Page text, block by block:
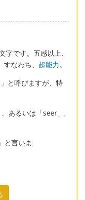
です。五感以上、
なわち、 超能力。
と呼びますが、特
るいは「seer」,
と言いま